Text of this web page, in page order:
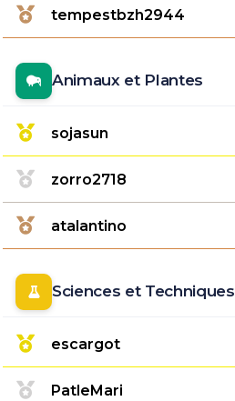
tempestbzh2944
Animaux et Plantes
sojasun
zorro2718
atalantino
Sciences et Techniques
escargot
PatleMari